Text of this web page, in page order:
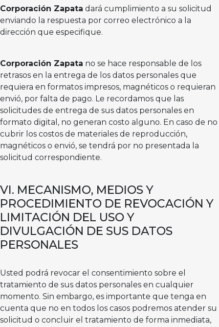
Corporación Zapata dará cumplimiento a su solicitud
enviando la respuesta por correo electrónico a la
dirección que especifique.
Corporación Zapata no se hace responsable de los
retrasos en la entrega de los datos personales que
requiera en formatos impresos, magnéticos o requieran
envió, por falta de pago. Le recordamos que las
solicitudes de entrega de sus datos personales en
formato digital, no generan costo alguno. En caso de no
cubrir los costos de materiales de reproducción,
magnéticos o envió, se tendrá por no presentada la
solicitud correspondiente.
VI. MECANISMO, MEDIOS Y
PROCEDIMIENTO DE REVOCACIÓN Y
LIMITACIÓN DEL USO Y
DIVULGACIÓN DE SUS DATOS
PERSONALES
Usted podrá revocar el consentimiento sobre el
tratamiento de sus datos personales en cualquier
momento. Sin embargo, es importante que tenga en
cuenta que no en todos los casos podremos atender su
solicitud o concluir el tratamiento de forma inmediata,